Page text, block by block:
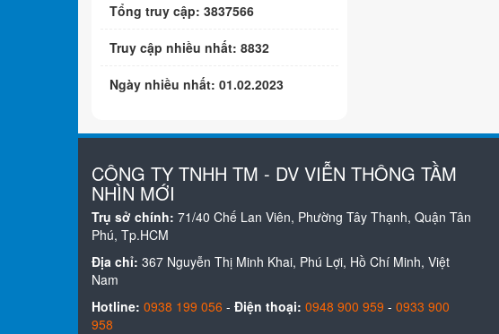
Tổng truy cập: 3837566
Truy cập nhiều nhất: 8832
Ngày nhiều nhất: 01.02.2023
CÔNG TY TNHH TM - DV VIỄN THÔNG TẦM
NHÌN MỚI
Trụ sở chính: 71/40 Chế Lan Viên, Phường Tây Thạnh, Quận Tân
Phú, Tp.HCM
Địa chỉ: 367 Nguyễn Thị Minh Khai, Phú Lợi, Hồ Chí Minh, Việt
Nam
Hotline: 0938 199 056 - Điện thoại: 0948 900 959 - 0933 900
958